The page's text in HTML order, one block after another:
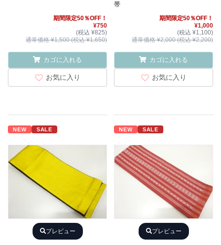
期間限定50％OFF！
¥750
(税込 ¥825)
通常価格 ¥1,500 (税込 ¥1,650)
カゴに入れる
お気に入り
帯
期間限定50％OFF！
¥1,000
(税込 ¥1,100)
通常価格 ¥2,000 (税込 ¥2,200)
カゴに入れる
お気に入り
NEW SALE
プレビュー
NEW SALE
プレビュー